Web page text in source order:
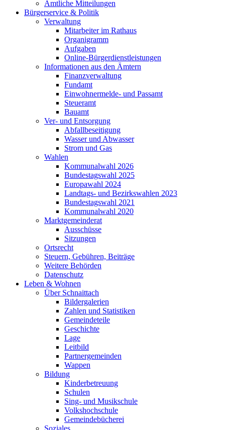
Amtliche Mitteilungen
Bürgerservice & Politik
Verwaltung
Mitarbeiter im Rathaus
Organigramm
Aufgaben
Online-Bürgerdienstleistungen
Informationen aus den Ämtern
Finanzverwaltung
Fundamt
Einwohnermelde- und Passamt
Steueramt
Bauamt
Ver- und Entsorgung
Abfallbeseitigung
Wasser und Abwasser
Strom und Gas
Wahlen
Kommunalwahl 2026
Bundestagswahl 2025
Europawahl 2024
Landtags- und Bezirkswahlen 2023
Bundestagswahl 2021
Kommunalwahl 2020
Marktgemeinderat
Ausschüsse
Sitzungen
Ortsrecht
Steuern, Gebühren, Beiträge
Weitere Behörden
Datenschutz
Leben & Wohnen
Über Schnaittach
Bildergalerien
Zahlen und Statistiken
Gemeindeteile
Geschichte
Lage
Leitbild
Partnergemeinden
Wappen
Bildung
Kinderbetreuung
Schulen
Sing- und Musikschule
Volkshochschule
Gemeindebücherei
Soziales